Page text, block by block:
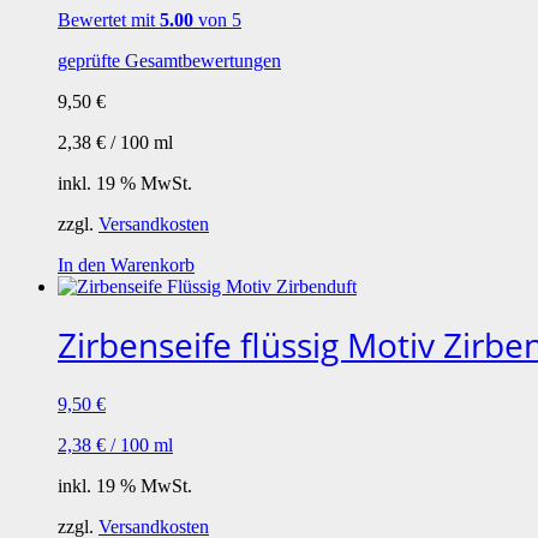
Bewertet mit 5.00 von 5
geprüfte Gesamtbewertungen
9,50 €
2,38 € / 100 ml
inkl. 19 % MwSt.
zzgl. Versandkosten
In den Warenkorb
Zirbenseife flüssig Motiv
9,50 €
2,38 € / 100 ml
inkl. 19 % MwSt.
zzgl. Versandkosten